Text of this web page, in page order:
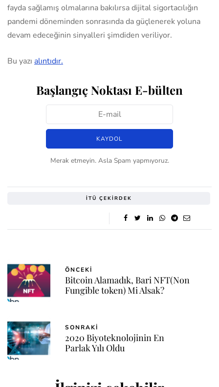
fayda sağlamış olmalarına bakılırsa dijital sigortacılığın
pandemi döneminden sonrasında da güçlenerek yoluna
devam edeceğinin sinyalleri şimdiden veriliyor.
Bu yazı alıntıdır.
Başlangıç Noktası E-bülten
Merak etmeyin. Asla Spam yapmıyoruz.
İTÜ ÇEKIRDEK
ÖNCEKI
Bitcoin Alamadık, Bari NFT(Non
Fungible token) Mi Alsak?
SONRAKI
2020 Biyoteknolojinin En
Parlak Yılı Oldu